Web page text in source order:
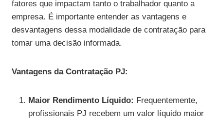
fatores que impactam tanto o trabalhador quanto a
empresa. É importante entender as vantagens e
desvantagens dessa modalidade de contratação para
tomar uma decisão informada.
Vantagens da Contratação PJ:
Maior Rendimento Líquido: Frequentemente,
profissionais PJ recebem um valor líquido maior